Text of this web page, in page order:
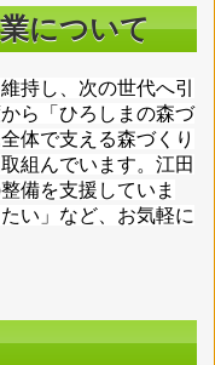
について
持し、次の世代へ引
ら「ひろしまの森づ
体で支える森づくり
組んでいます。江田
備を支援していま
い」など、お気軽に